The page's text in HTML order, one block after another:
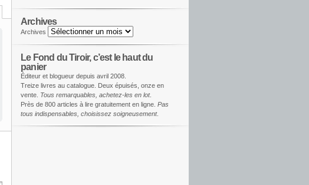
Archives
Archives
Le Fond du Tiroir, c’est le haut du
panier
Éditeur et blogueur depuis avril 2008.
Treize livres au catalogue. Deux épuisés, onze en
vente. Tous remarquables, achetez-les en lot.
Près de 800 articles à lire gratuitement en ligne. Pas
tous indispensables, choisissez soigneusement.